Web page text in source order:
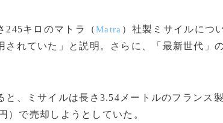
キロのマトラ（Matra ）社製ミサイルにつ
されていた」と説明。さらに、「最新世代」
、ミサイルは長さ3.54メートルのフランス
）で売却しようとしていた。